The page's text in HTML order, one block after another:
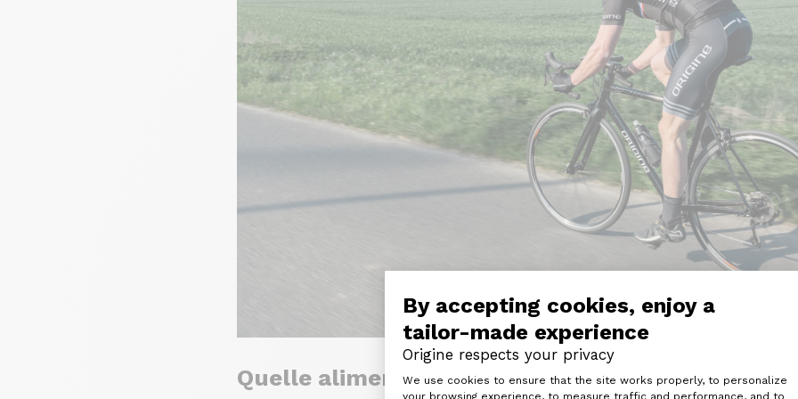
By accepting cookies, enjoy a
tailor-made experience
Origine respects your privacy
Consent Management Platform:
We use cookies to ensure that the site works properly, to personalize
your browsing experience, to measure traffic and performance, and to
Quelle alimentationpour tenir 100 km à vélo ?